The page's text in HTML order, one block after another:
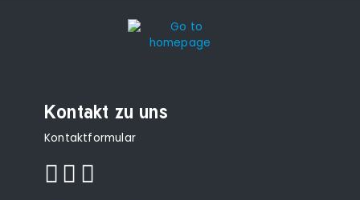
Kontakt zu uns
Kontaktformular